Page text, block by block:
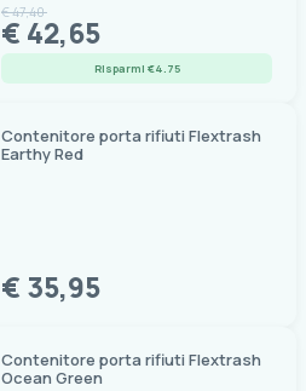
€ 47,40
€ 42,65
Risparmi €4.75
Contenitore porta rifiuti Flextrash
Earthy Red
€ 35,95
Contenitore porta rifiuti Flextrash
Ocean Green